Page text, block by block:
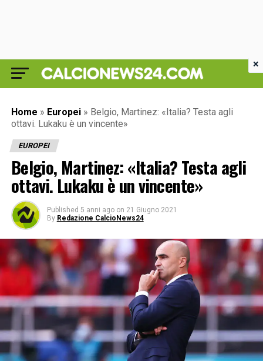
Home » Europei » Belgio, Martinez: «Italia? Testa agli
ottavi. Lukaku è un vincente»
EUROPEI
Belgio, Martinez: «Italia? Testa agli
ottavi. Lukaku è un vincente»
Published 5 anni ago on 21 Giugno 2021
By Redazione CalcioNews24
×